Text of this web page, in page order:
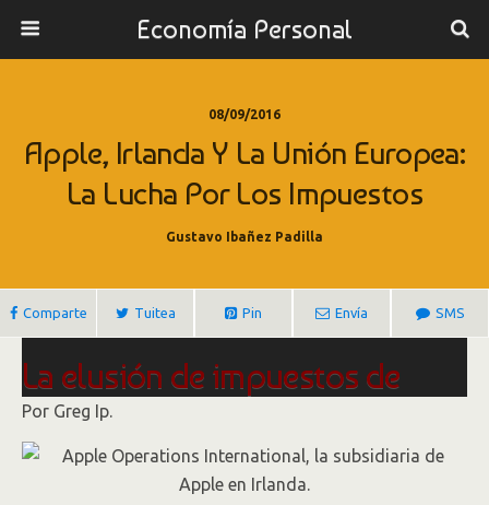
Economía Personal
08/09/2016
Apple, Irlanda Y La Unión Europea:
La Lucha Por Los Impuestos
Gustavo Ibañez Padilla
Comparte Tuitea Pin Envía SMS
La elusión de impuestos de
Apple ilustra la brecha entre la
ley y la lógica económica
Por Greg Ip.